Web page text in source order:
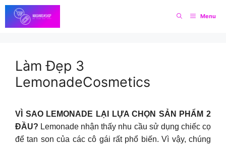
Skip
to
content
Menu
Làm Đẹp 3
LemonadeCosmetics
VÌ SAO LEMONADE LẠI LỰA CHỌN SẢN PHẨM 2
ĐẦU? Lemonade nhận thấy nhu cầu sử dụng chiếc cọ
để tan son của các cô gái rất phổ biến. Vì vậy, chúng